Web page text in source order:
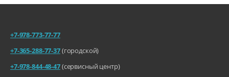
+7-978-773-77-77
+7-365-288-77-37(городской)
+7-978-844-48-47(сервисный центр)